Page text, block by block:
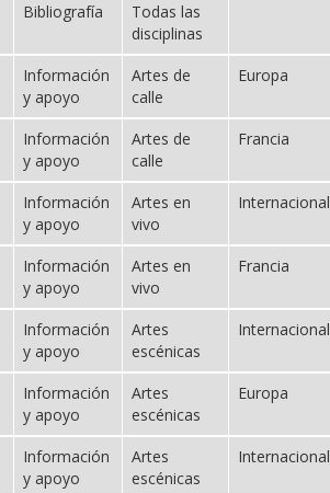
Bibliografía
Todas las
disciplinas
Información
y apoyo
Artes de
calle
Europa
Información
y apoyo
Artes de
calle
Francia
Información
y apoyo
Artes en
vivo
Internacional
Información
y apoyo
Artes en
vivo
Francia
Información
y apoyo
Artes
escénicas
Internacional
Información
y apoyo
Artes
escénicas
Europa
Información
y apoyo
Artes
escénicas
Internacional